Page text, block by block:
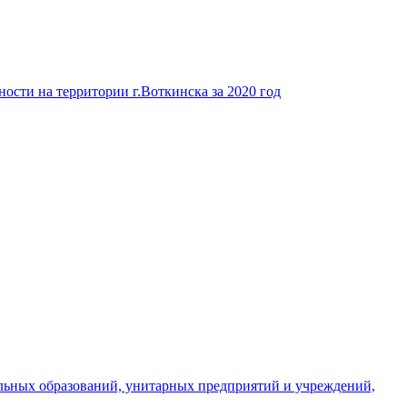
на территории г.Воткинска за 2020 год
образований, унитарных предприятий и учреждений,